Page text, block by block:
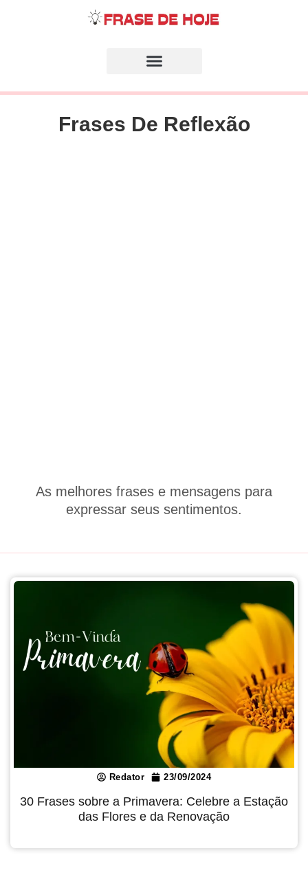
Frases De Reflexão
As melhores frases e mensagens para
expressar seus sentimentos.
Redator 23/09/2024
30 Frases sobre a Primavera: Celebre a Estação
das Flores e da Renovação